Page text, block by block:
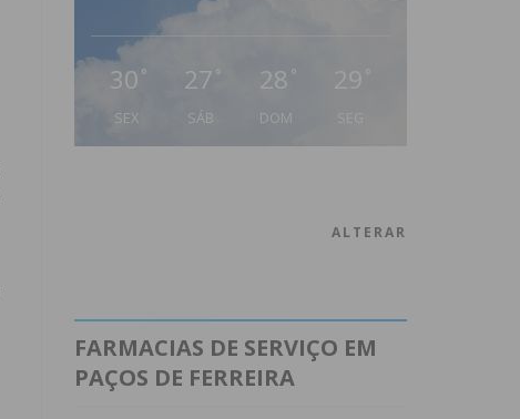
30 °
SEX
27 °
SÁB
28 °
DOM
29 °
ALTERAR
FARMACIAS DE SERVIÇO EM
PAÇOS DE FERREIRA